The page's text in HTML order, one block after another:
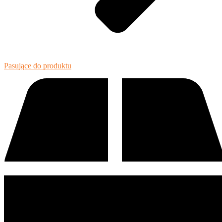
Pasujące do produktu